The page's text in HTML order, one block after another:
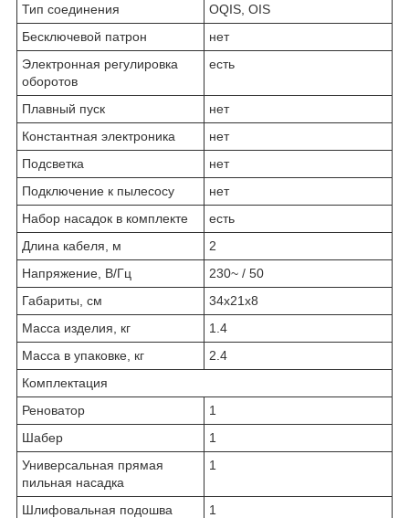
Тип соединения
OQIS, OIS
Бесключевой патрон
нет
Электронная регулировка
оборотов
есть
Плавный пуск
нет
Константная электроника
нет
Подсветка
нет
Подключение к пылесосу
нет
Набор насадок в комплекте
есть
Длина кабеля, м
2
Напряжение, В/Гц
230~ / 50
Габариты, см
34x21x8
Масса изделия, кг
1.4
Масса в упаковке, кг
2.4
Комплектация
Реноватор
1
Шабер
1
Универсальная прямая
пильная насадка
1
Шлифовальная подошва
1